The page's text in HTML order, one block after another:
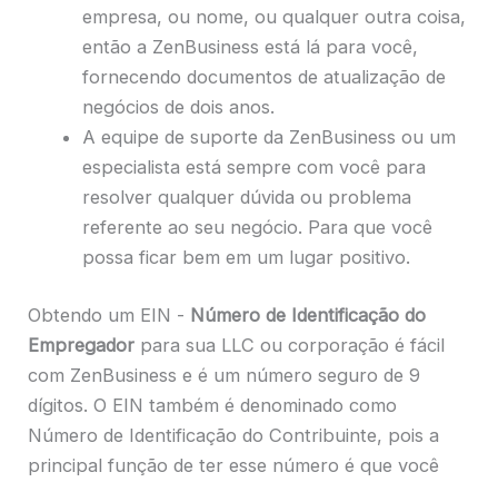
empresa, ou nome, ou qualquer outra coisa,
então a ZenBusiness está lá para você,
fornecendo documentos de atualização de
negócios de dois anos.
A equipe de suporte da ZenBusiness ou um
especialista está sempre com você para
resolver qualquer dúvida ou problema
referente ao seu negócio. Para que você
possa ficar bem em um lugar positivo.
Obtendo um EIN - Número de Identificação do
Empregador para sua LLC ou corporação é fácil
com ZenBusiness e é um número seguro de 9
dígitos. O EIN também é denominado como
Número de Identificação do Contribuinte, pois a
principal função de ter esse número é que você